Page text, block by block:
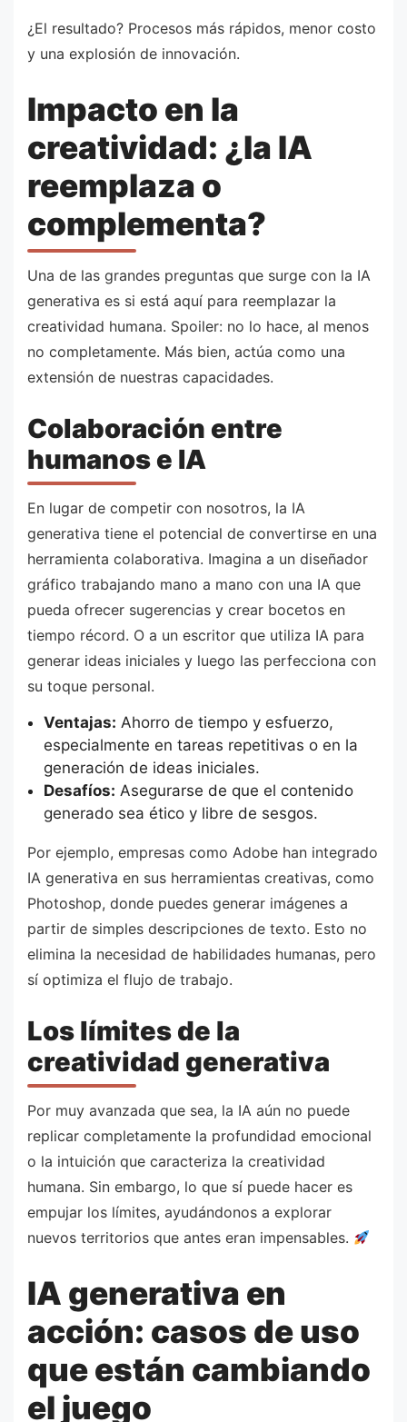
¿El resultado? Procesos más rápidos, menor costo
y una explosión de innovación.
Impacto en la
creatividad: ¿la IA
reemplaza o
complementa?
Una de las grandes preguntas que surge con la IA
generativa es si está aquí para reemplazar la
creatividad humana. Spoiler: no lo hace, al menos
no completamente. Más bien, actúa como una
extensión de nuestras capacidades.
Colaboración entre
humanos e IA
En lugar de competir con nosotros, la IA
generativa tiene el potencial de convertirse en una
herramienta colaborativa. Imagina a un diseñador
gráfico trabajando mano a mano con una IA que
pueda ofrecer sugerencias y crear bocetos en
tiempo récord. O a un escritor que utiliza IA para
generar ideas iniciales y luego las perfecciona con
su toque personal.
Ventajas: Ahorro de tiempo y esfuerzo,
especialmente en tareas repetitivas o en la
generación de ideas iniciales.
Desafíos: Asegurarse de que el contenido
generado sea ético y libre de sesgos.
Por ejemplo, empresas como Adobe han integrado
IA generativa en sus herramientas creativas, como
Photoshop, donde puedes generar imágenes a
partir de simples descripciones de texto. Esto no
elimina la necesidad de habilidades humanas, pero
sí optimiza el flujo de trabajo.
Los límites de la
creatividad generativa
Por muy avanzada que sea, la IA aún no puede
replicar completamente la profundidad emocional
o la intuición que caracteriza la creatividad
humana. Sin embargo, lo que sí puede hacer es
empujar los límites, ayudándonos a explorar
nuevos territorios que antes eran impensables.
IA generativa en
acción: casos de uso
que están cambiando
el juego